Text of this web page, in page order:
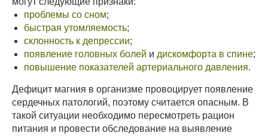
проблемы со сном;
быстрая утомляемость;
склонность к депрессии;
появление головных болей и дискомфорта в спине;
повышение показателей артериального давления.
Дефицит магния в организме провоцирует появление
сердечных патологий, поэтому считается опасным. В
такой ситуации необходимо пересмотреть рацион
питания и провести обследование на выявление